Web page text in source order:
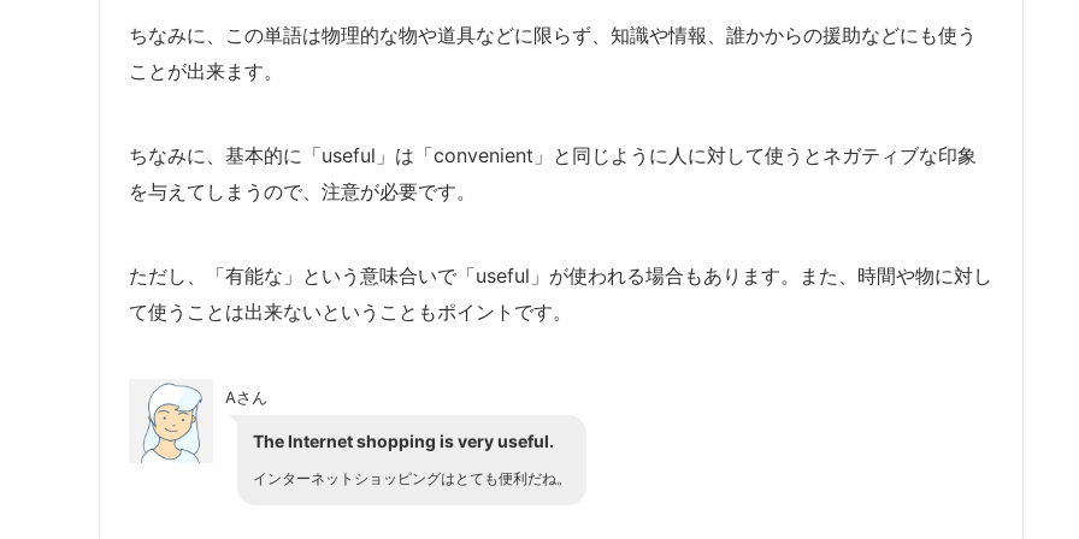
ちなみに、この単語は物理的な物や道具などに限らず、知識や情報、誰かからの援助などにも使う
ことが出来ます。
ちなみに、基本的に「useful」は「convenient」と同じように人に対して使うとネガティブな印象
を与えてしまうので、注意が必要です。
ただし、「有能な」という意味合いで「useful」が使われる場合もあります。また、時間や物に対し
て使うことは出来ないということもポイントです。
Aさん
The Internet shopping is very useful.
インターネットショッピングはとても便利だね。